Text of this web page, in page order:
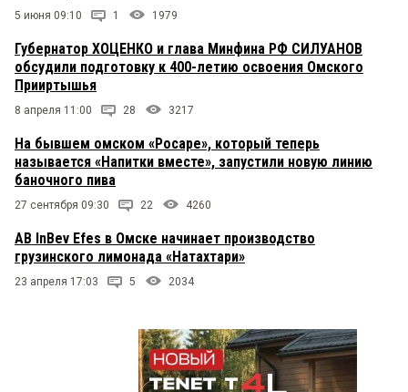
5 июня 09:10 1 1979
Губернатор ХОЦЕНКО и глава Минфина РФ СИЛУАНОВ
обсудили подготовку к 400-летию освоения Омского
Прииртышья
8 апреля 11:00 28 3217
На бывшем омском «Росаре», который теперь
называется «Напитки вместе», запустили новую линию
баночного пива
27 сентября 09:30 22 4260
AB InBev Efes в Омске начинает производство
грузинского лимонада «Натахтари»
23 апреля 17:03 5 2034